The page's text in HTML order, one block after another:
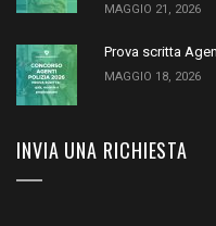
MAGGIO 21, 2026
Prova scritta
MAGGIO 18, 2026
INVIA UNA RICHIESTA